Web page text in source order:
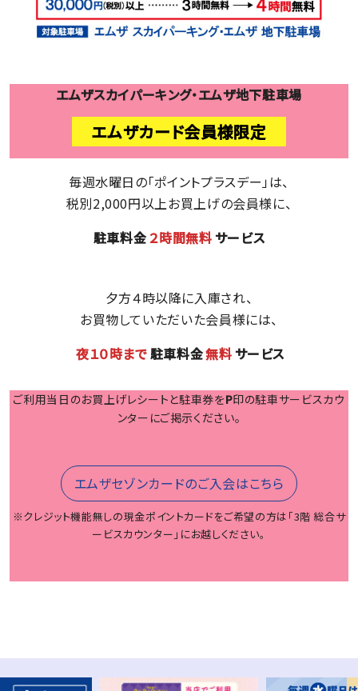
エムザスカイパーキング・エムザ地下駐車場
エムザカード会員様限定
毎週水曜日の「ポイントプラスデー」は、
税別2,000円以上お買上げの会員様に、
駐車料金 ２時間無料 サービス
夕方４時以降に入庫され、
お買物していただいた会員様には、
夜１０時まで駐車料金無料 サービス
ご利用当日のお買上げレシートと駐車券をP印の駐車サービスカウ
ンターにご掲示ください。
エムザセゾンカードのご入会はこちら
※クレジット機能無しの現金ポイントカードをご希望の方は「3階 総合サ
ービスカウンター」にお越しください。